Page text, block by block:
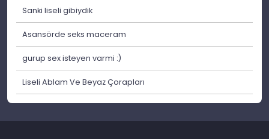
Sanki liseli gibiydik
Asansörde seks maceram
gurup sex isteyen varmi :)
Liseli Ablam Ve Beyaz Çorapları